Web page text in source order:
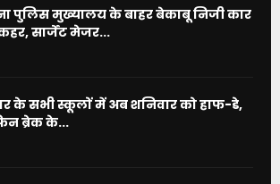
पुलिस मुख्यालय के बाहर बेकाबू निजी कार
सार्जेंट मेजर...
के सभी स्कूलों में अब शनिवार को हाफ-डे,
ब्रेक के...